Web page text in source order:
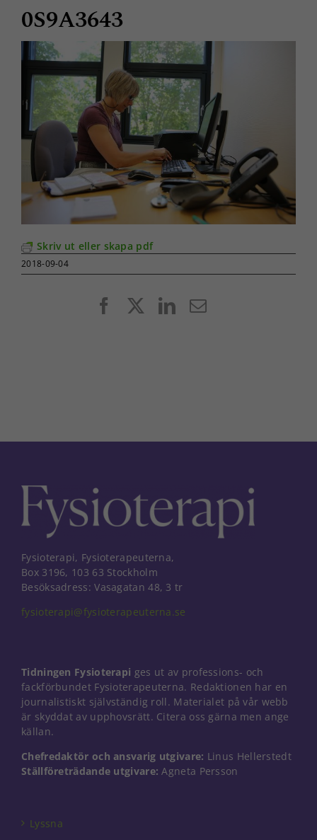
0S9A3643
Skriv ut eller skapa pdf
2018-09-04
FacebookLinkedIn
E-
Fysioterapi, Fysioterapeuterna,
Box 3196, 103 63 Stockholm
Besöksadress: Vasagatan 48, 3 tr
fysioterapi@fysioterapeuterna.se
Tidningen Fysioterapi ges ut av professions- och
fackförbundet Fysioterapeuterna. Redaktionen har en
journalistiskt självständig roll. Materialet på vår webb
är skyddat av upphovsrätt. Citera oss gärna men ange
källan.
Chefredaktör och ansvarig utgivare: Linus Hellerstedt
Ställföreträdande utgivare: Agneta Persson
Lyssna
Nödvändiga